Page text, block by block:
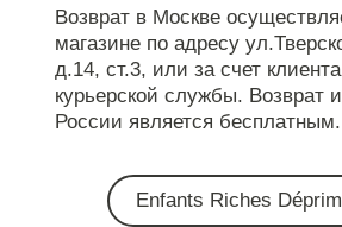
Возврат в Москве
магазине по адресу
д.14, ст.3, или за счет
курьерской службы. Возврат
России является бесплатным.
Enfants Riches